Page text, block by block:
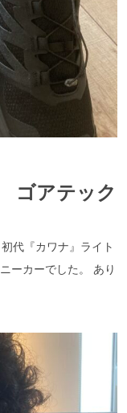
ゴアテック
『カワナ』ライト
ーカーでした。 あり